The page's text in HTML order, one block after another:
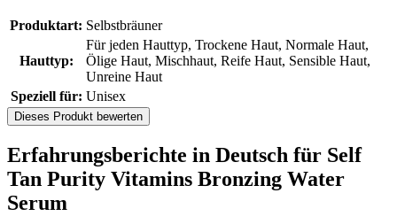
Produktart: Selbstbräuner
Hauttyp:
Für jeden Hauttyp, Trockene Haut, Normale Haut,
Ölige Haut, Mischhaut, Reife Haut, Sensible Haut,
Unreine Haut
Speziell für: Unisex
Dieses Produkt bewerten
Erfahrungsberichte in Deutsch für Self
Tan Purity Vitamins Bronzing Water
Serum